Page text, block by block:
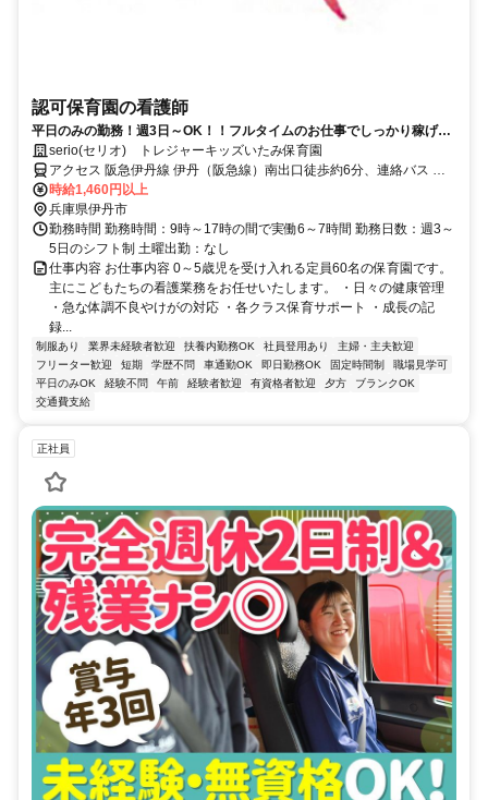
認可保育園の看護師
平日のみの勤務！週3日～OK！！フルタイムのお仕事でしっかり稼げま
す◎資格・経験が活かせるお仕事★
serio(セリオ) トレジャーキッズいたみ保育園
アクセス 阪急伊丹線 伊丹（阪急線）南出口徒歩約6分、連絡バス 伊
丹（阪急線）南出口徒歩約6分、阪急伊丹線 新伊丹西改札口徒歩約8
分 車通勤可（駐車場代自己負担）※規定あり バイク・自転車通勤
OK（駐輪場あり）
時給1,460円以上
兵庫県伊丹市
勤務時間 勤務時間：9時～17時の間で実働6～7時間 勤務日数：週3～
5日のシフト制 土曜出勤：なし
仕事内容 お仕事内容 0～5歳児を受け入れる定員60名の保育園です。
主にこどもたちの看護業務をお任せいたします。 ・日々の健康管理
・急な体調不良やけがの対応 ・各クラス保育サポート ・成長の記
録...
制服あり 業界未経験者歓迎 扶養内勤務OK 社員登用あり
主婦・主夫歓迎
フリーター歓迎
短期 学歴不問 車通勤OK 即日勤務OK 固定時間制
職場見学可
平日のみOK
経験不問 午前 経験者歓迎 有資格者歓迎 夕方
ブランクOK
交通費支給
正社員